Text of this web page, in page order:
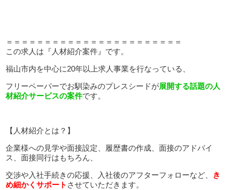
＝＝＝＝＝＝＝＝＝＝＝＝＝＝＝＝＝＝＝＝＝＝＝
この求人は『人材紹介案件』です。
福山市内を中心に20年以上求人事業を行なっている、
フリーペーパーでお馴染みのプレスシードが展開する話題の人
材紹介サービスの案件です。
【人材紹介とは？】
企業様への見学や面接設定、履歴書の作成、面接のアドバイ
ス、面接同行はもちろん、
交渉や入社手続きの応援、入社後のアフターフォローなど、
き
め細かくサポート させていただきます。